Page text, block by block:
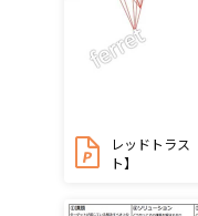
レッドトラス
ト】